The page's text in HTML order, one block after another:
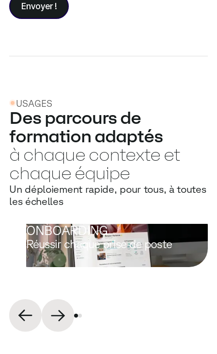
USAGES
Des parcours de
formation adaptés
à chaque contexte et
chaque équipe
Un déploiement rapide, pour tous, à toutes
les échelles
ONBOARDING
Réussir chaque prise de poste